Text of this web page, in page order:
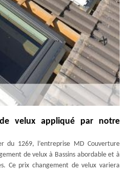
velux appliqué par notre
du 1269, l’entreprise MD Couverture
de velux à Bassins abordable et à
Ce prix changement de velux variera